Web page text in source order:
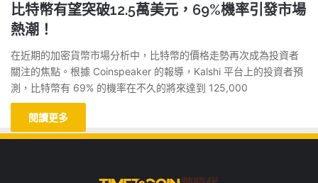
比特幣有望突破12.5萬美元，69%機率引發市場
熱潮！
在近期的加密貨幣市場分析中，比特幣的價格走勢再次成為投資者
關注的焦點。根據 Coinspeaker 的報導，Kalshi 平台上的投資者預
測，比特幣有 69% 的機率在不久的將來達到 125,000
閱讀更多